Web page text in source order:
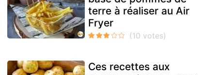
terre à réaliser au Air
Fryer
Ces recettes aux